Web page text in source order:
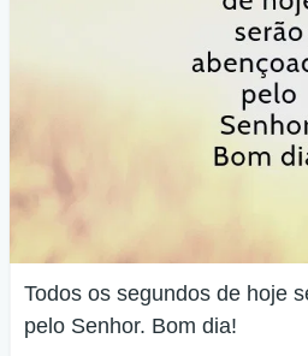
Todos os segundos de hoje
pelo Senhor. Bom dia!